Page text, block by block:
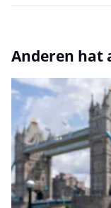
Anderen hat